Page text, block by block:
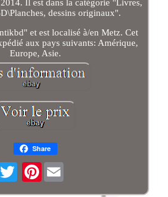
Il est dans la catégorie "Livres,
dessins originaux".
et est localisé à/en Metz. Cet
aux pays suivants: Amérique,
Europe, Asie.
Share
Pinterest